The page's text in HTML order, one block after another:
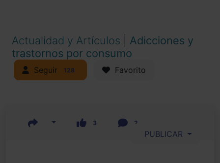
Actualidad y Artículos
Adicciones y
trastornos por consumo
Seguir 128 Favorito
3 2
PUBLICAR